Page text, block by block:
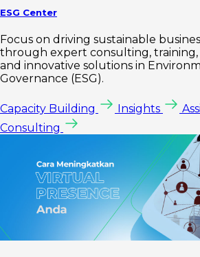
ESG Center
Focus on driving sustainable
through expert consulting, training,
and innovative solutions in
Governance (ESG).
Capacity Building Insights
Consulting